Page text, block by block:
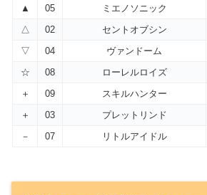
▲
05 ミエノソニック
△
02 セントオブシン
▽
04 ヴァンドーム
☆
08 ローレルロイズ
＋
09 スキルハンター
＋
03 プレットリンド
－
07 リトルアイドル